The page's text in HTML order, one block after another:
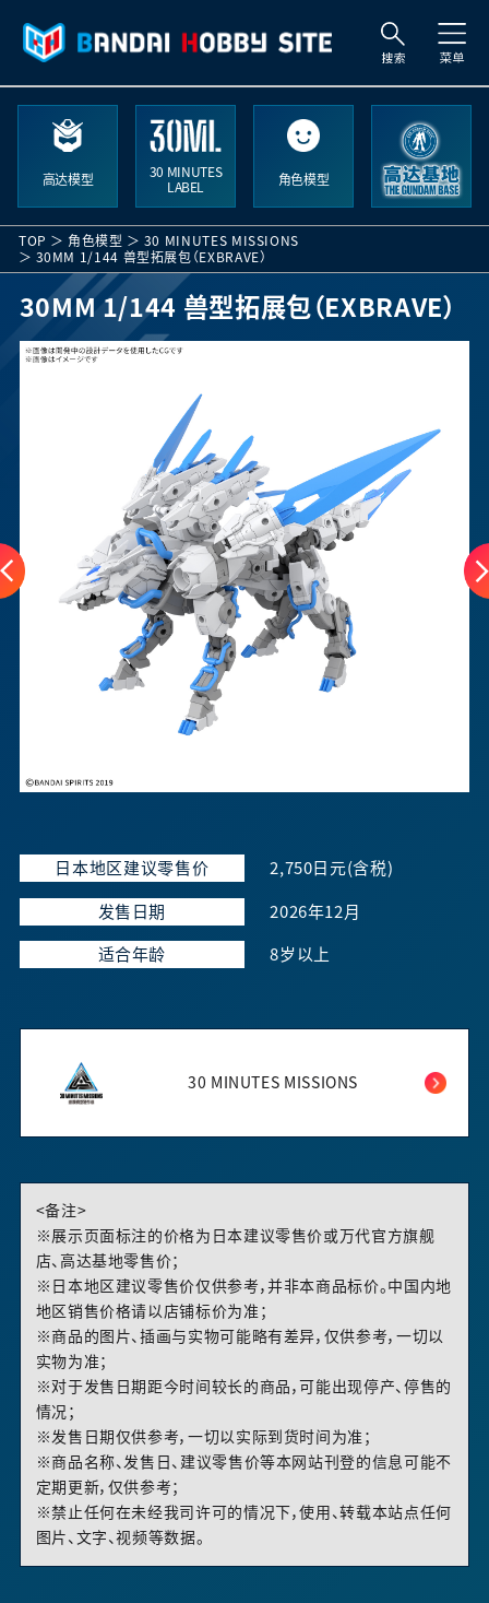
高达模型
30 MINUTES
LABEL
角色模型
TOP 角色模型
30 MINUTES MISSIONS
30MM 1/144 兽型拓展包（EXBRAVE）
30MM 1/144 兽型拓展包（EXBRAVE）
日本地区建议零售价 2,750日元(含税)
发售日期 2026年12月
适合年龄 8岁以上
30 MINUTES MISSIONS
<备注>
※展示页面标注的价格为日本建议零售价或万代官方旗舰
店、高达基地零售价；
※日本地区建议零售价仅供参考，并非本商品标价。中国内地
地区销售价格请以店铺标价为准；
※商品的图片、插画与实物可能略有差异，仅供参考，一切以
实物为准；
※对于发售日期距今时间较长的商品，可能出现停产、停售的
情况；
※发售日期仅供参考，一切以实际到货时间为准；
※商品名称、发售日、建议零售价等本网站刊登的信息可能不
定期更新，仅供参考；
※禁止任何在未经我司许可的情况下，使用、转载本站点任何
图片、文字、视频等数据。